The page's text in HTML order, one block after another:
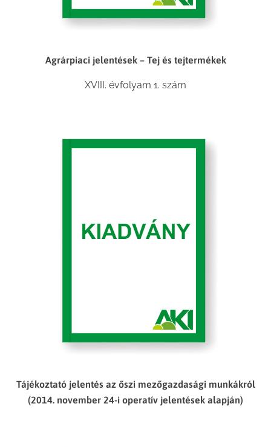
Agrárpiaci jelentések – Tej és tejtermékek
XVIII. évfolyam 1. szám
Tájékoztató jelentés az őszi mezőgazdasági munkákról
(2014. november 24-i operatív jelentések alapján)